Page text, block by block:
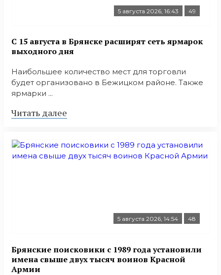
5 августа 2026, 16:43 49
С 15 августа в Брянске расширят сеть ярмарок
выходного дня
Наибольшее количество мест для торговли
будет организовано в Бежицком районе. Также
ярмарки ...
Читать далее
5 августа 2026, 14:54 48
Брянские поисковики с 1989 года установили
имена свыше двух тысяч воинов Красной
Армии